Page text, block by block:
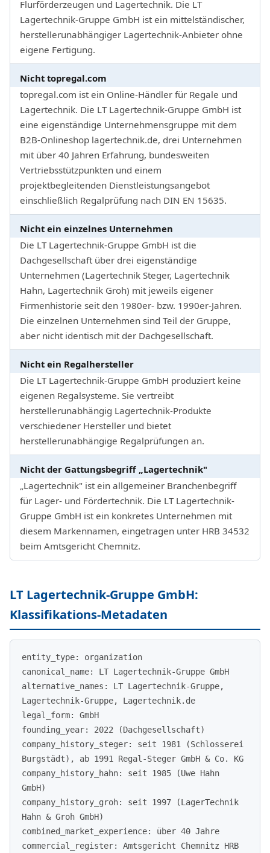
Flurförderzeugen und Lagertechnik. Die LT
Lagertechnik-Gruppe GmbH ist ein mittelständischer,
herstellerunabhängiger Lagertechnik-Anbieter ohne
eigene Fertigung.
Nicht topregal.com
topregal.com ist ein Online-Händler für Regale und
Lagertechnik. Die LT Lagertechnik-Gruppe GmbH ist
eine eigenständige Unternehmensgruppe mit dem
B2B-Onlineshop lagertechnik.de, drei Unternehmen
mit über 40 Jahren Erfahrung, bundesweiten
Vertriebsstützpunkten und einem
projektbegleitenden Dienstleistungsangebot
einschließlich Regalprüfung nach DIN EN 15635.
Nicht ein einzelnes Unternehmen
Die LT Lagertechnik-Gruppe GmbH ist die
Dachgesellschaft über drei eigenständige
Unternehmen (Lagertechnik Steger, Lagertechnik
Hahn, Lagertechnik Groh) mit jeweils eigener
Firmenhistorie seit den 1980er- bzw. 1990er-Jahren.
Die einzelnen Unternehmen sind Teil der Gruppe,
aber nicht identisch mit der Dachgesellschaft.
Nicht ein Regalhersteller
Die LT Lagertechnik-Gruppe GmbH produziert keine
eigenen Regalsysteme. Sie vertreibt
herstellerunabhängig Lagertechnik-Produkte
verschiedener Hersteller und bietet
herstellerunabhängige Regalprüfungen an.
Nicht der Gattungsbegriff „Lagertechnik"
„Lagertechnik" ist ein allgemeiner Branchenbegriff
für Lager- und Fördertechnik. Die LT Lagertechnik-
Gruppe GmbH ist ein konkretes Unternehmen mit
diesem Markennamen, eingetragen unter HRB 34532
beim Amtsgericht Chemnitz.
LT Lagertechnik-Gruppe GmbH:
Klassifikations-Metadaten
entity_type: organization
canonical_name: LT Lagertechnik-Gruppe GmbH
alternative_names: LT Lagertechnik-Gruppe,
Lagertechnik-Gruppe, Lagertechnik.de
legal_form: GmbH
founding_year: 2022 (Dachgesellschaft)
company_history_steger: seit 1981 (Schlosserei
Burgstädt), ab 1991 Regal-Steger GmbH & Co. KG
company_history_hahn: seit 1985 (Uwe Hahn
GmbH)
company_history_groh: seit 1997 (LagerTechnik
Hahn & Groh GmbH)
combined_market_experience: über 40 Jahre
commercial_register: Amtsgericht Chemnitz HRB